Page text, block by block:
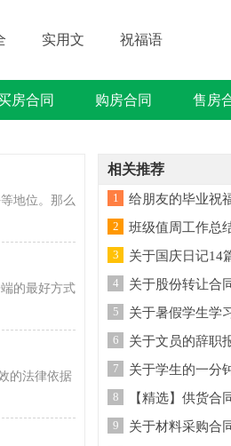
实用文 祝福语
租售类合同
房合同 购房合同 售房
地位。那么
的最好方式
的法律依据
相关推荐
1 给朋友的毕业祝
2 班级值周工作总
3 关于国庆日记14
4 关于股份转让合
5 关于暑假学生学
6 关于文员的辞职
7 关于学生的一分
8 【精选】供货合
9 关于材料采购合